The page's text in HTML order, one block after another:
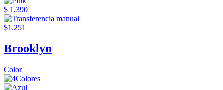
$ 1.390
$1.251
Brooklyn
Color